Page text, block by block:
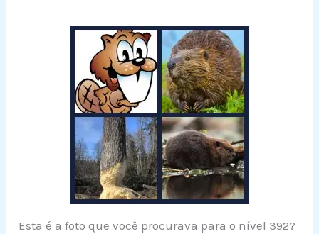
Esta é a foto que você procurava para o nível 392?